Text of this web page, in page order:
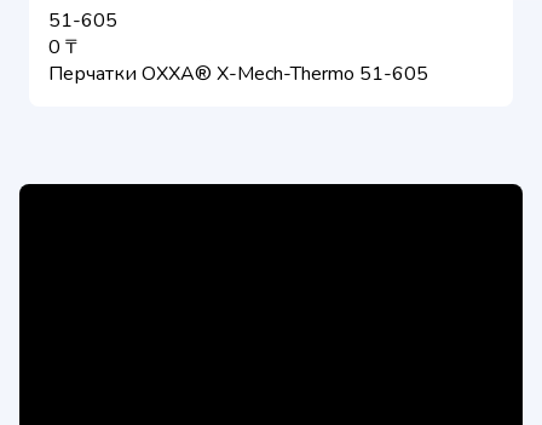
51-605
0 ₸
Перчатки OXXA® X-Mech-Thermo 51-605